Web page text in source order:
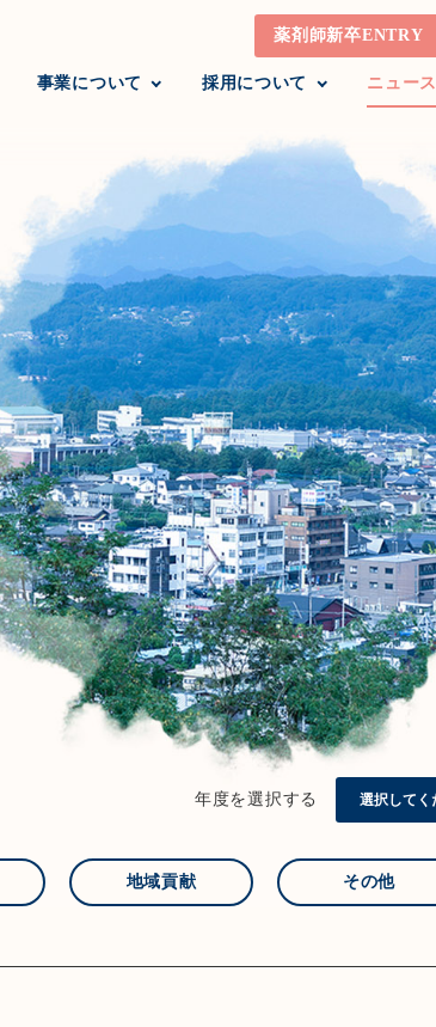
事業について 採用について ニュース
薬剤師新卒ENTRY
年度を選択する
地域貢献 その他